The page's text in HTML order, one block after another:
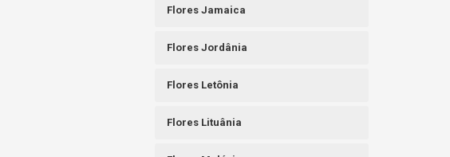
Flores Jamaica
Flores Jordânia
Flores Letônia
Flores Lituânia